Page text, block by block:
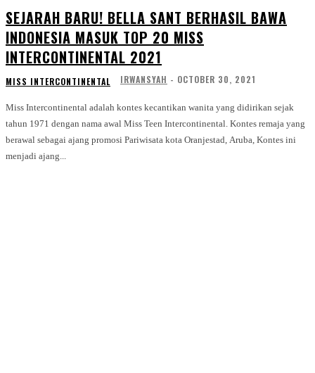
SEJARAH BARU! BELLA SANT BERHASIL BAWA
INDONESIA MASUK TOP 20 MISS
INTERCONTINENTAL 2021
MISS INTERCONTINENTAL IRWANSYAH - OCTOBER 30, 2021
Miss Intercontinental adalah kontes kecantikan wanita yang didirikan sejak
tahun 1971 dengan nama awal Miss Teen Intercontinental. Kontes remaja yang
berawal sebagai ajang promosi Pariwisata kota Oranjestad, Aruba, Kontes ini
menjadi ajang...